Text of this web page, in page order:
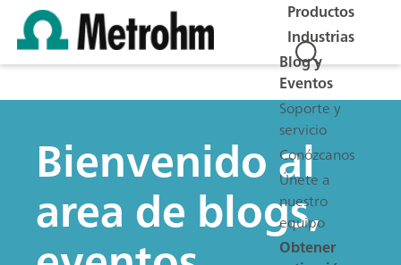
Productos
Industrias
Blog y
Eventos
Soporte y
servicio
Conózcanos
Únete a
nuestro
equipo
Obtener
Bienvenido al
area de blogs,